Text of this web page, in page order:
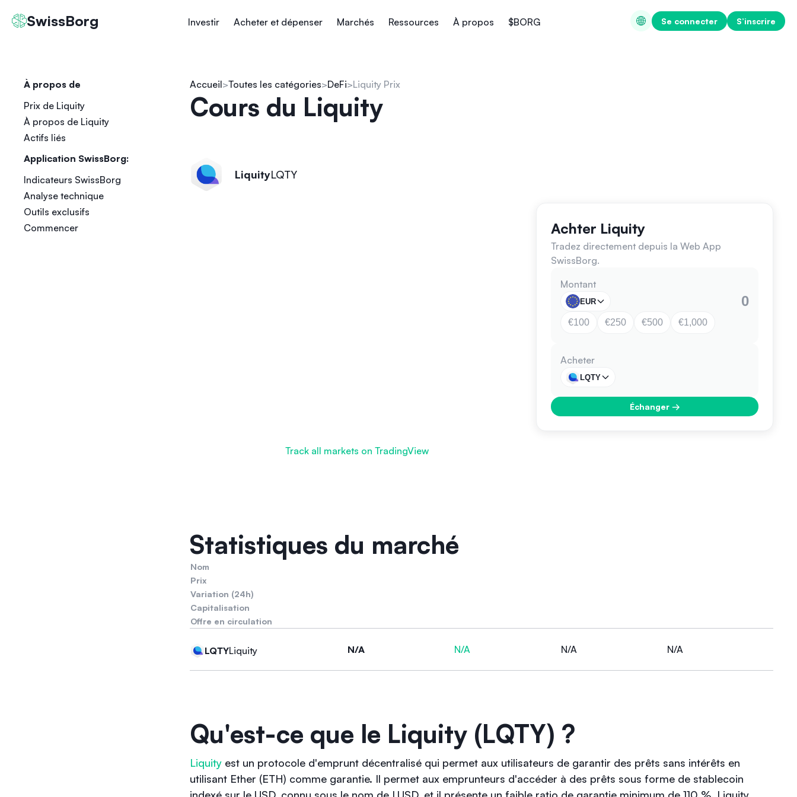
SwissBorg Investir Acheter et dépenser Marchés Ressources À propos $BORG Se connecter S’inscrire
À propos de
Prix de Liquity
À propos de Liquity
Actifs liés
Application SwissBorg:
Indicateurs SwissBorg
Analyse technique
Outils exclusifs
Commencer
Accueil Toutes les catégories DeFi Liquity Prix
Cours du Liquity
LiquityLQTY
Achter Liquity
Tradez directement depuis la Web App
SwissBorg.
Montant
EUR
€100 €250 €500 €1,000
Acheter
LQTY
Échanger→
Track all markets on TradingView
Statistiques du marché
Nom
Prix
Variation (24h)
Capitalisation
Offre en circulation
LQTYLiquity N/A N/A N/A N/A
Qu'est-ce que le Liquity (LQTY) ?
Liquity est un protocole d'emprunt décentralisé qui permet aux utilisateurs de garantir des prêts sans intérêts en
utilisant Ether (ETH) comme garantie. Il permet aux emprunteurs d'accéder à des prêts sous forme de stablecoin